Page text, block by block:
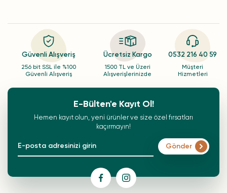
Güvenli Alışveriş
256 bit SSL ile %100
Güvenli Alışveriş
Ücretsiz Kargo
1500 TL ve Üzeri
Alışverişlerinizde
0532 216 40 59
Müşteri
Hizmetleri
E-Bülten'e Kayıt Ol!
Hemen kayıt olun, yeni ürünler ve size özel fırsatları
kaçırmayın!
Gönder